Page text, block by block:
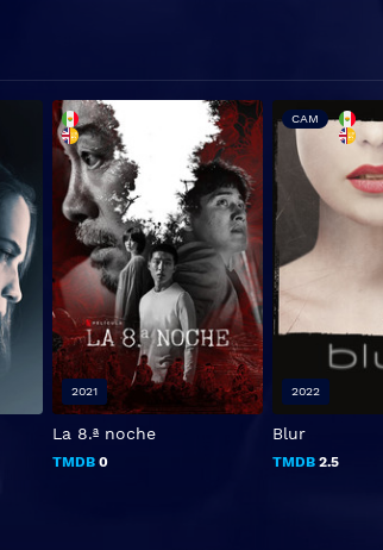
La 8.ª noche
TMDB 0
2021
Blur
TMDB2.5
CAM
2022